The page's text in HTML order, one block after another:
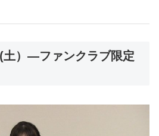
土）—ファンクラブ限定